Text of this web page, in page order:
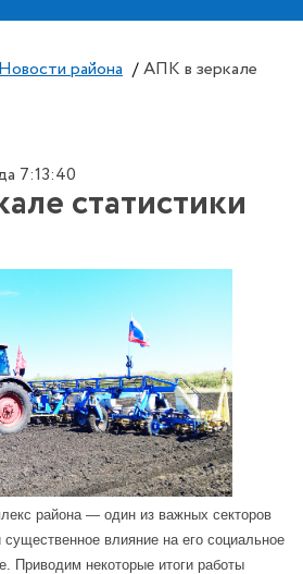
района / АПК в зеркале
7:13:41
статистики
района — один из важных секторов
влияние на его социальное
Приводим некоторые итоги работы